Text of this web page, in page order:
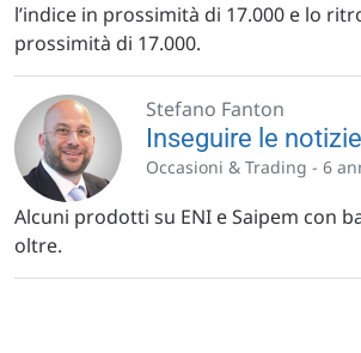
l’indice in prossimità di 17.000 e lo
prossimità di 17.000.
Stefano Fanton
Inseguire le
Occasioni & Trading - 6
Alcuni prodotti su ENI e Saipem con
oltre.